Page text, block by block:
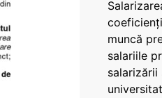
muncă
salariile
salarizării